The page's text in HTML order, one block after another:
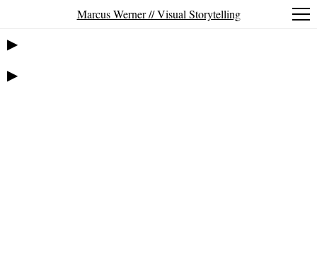
▶
▶
Marcus Werner // Visual Storytelling